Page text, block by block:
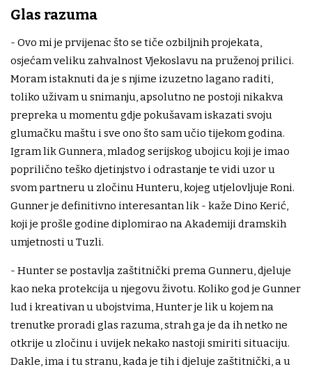
Glas razuma
- Ovo mi je prvijenac što se tiče ozbiljnih projekata,
osjećam veliku zahvalnost Vjekoslavu na pruženoj prilici.
Moram istaknuti da je s njime izuzetno lagano raditi,
toliko uživam u snimanju, apsolutno ne postoji nikakva
prepreka u momentu gdje pokušavam iskazati svoju
glumačku maštu i sve ono što sam učio tijekom godina.
Igram lik Gunnera, mladog serijskog ubojicu koji je imao
poprilično teško djetinjstvo i odrastanje te vidi uzor u
svom partneru u zločinu Hunteru, kojeg utjelovljuje Roni.
Gunner je definitivno interesantan lik - kaže Dino Kerić,
koji je prošle godine diplomirao na Akademiji dramskih
umjetnosti u Tuzli.
- Hunter se postavlja zaštitnički prema Gunneru, djeluje
kao neka protekcija u njegovu životu. Koliko god je Gunner
lud i kreativan u ubojstvima, Hunter je lik u kojem na
trenutke proradi glas razuma, strah ga je da ih netko ne
otkrije u zločinu i uvijek nekako nastoji smiriti situaciju.
Dakle, ima i tu stranu, kada je tih i djeluje zaštitnički, a u